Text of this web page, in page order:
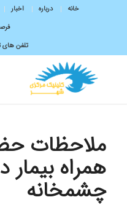
خانه درباره اخبار
تلفن
ملاحظات
همراه بیمار
چشمخانه